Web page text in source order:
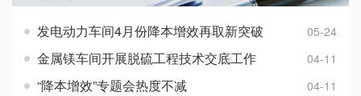
发电动力车间4月份降本增效再取新突破 05-24
金属镁车间开展脱硫工程技术交底工作 04-11
“降本增效”专题会热度不减 04-11